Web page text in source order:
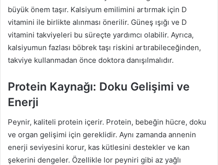
büyük önem taşır. Kalsiyum emilimini artırmak için D
vitamini ile birlikte alınması önerilir. Güneş ışığı ve D
vitamini takviyeleri bu süreçte yardımcı olabilir. Ayrıca,
kalsiyumun fazlası böbrek taşı riskini artırabileceğinden,
takviye kullanmadan önce doktora danışılmalıdır.
Protein Kaynağı: Doku Gelişimi ve
Enerji
Peynir, kaliteli protein içerir. Protein, bebeğin hücre, doku
ve organ gelişimi için gereklidir. Aynı zamanda annenin
enerji seviyesini korur, kas kütlesini destekler ve kan
şekerini dengeler. Özellikle lor peyniri gibi az yağlı